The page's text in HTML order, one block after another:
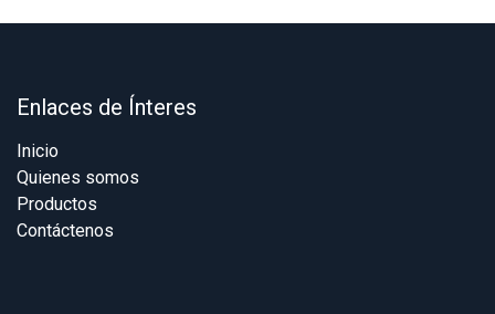
Enlaces de Ínteres
Inicio
Quienes somos
Productos
Contáctenos